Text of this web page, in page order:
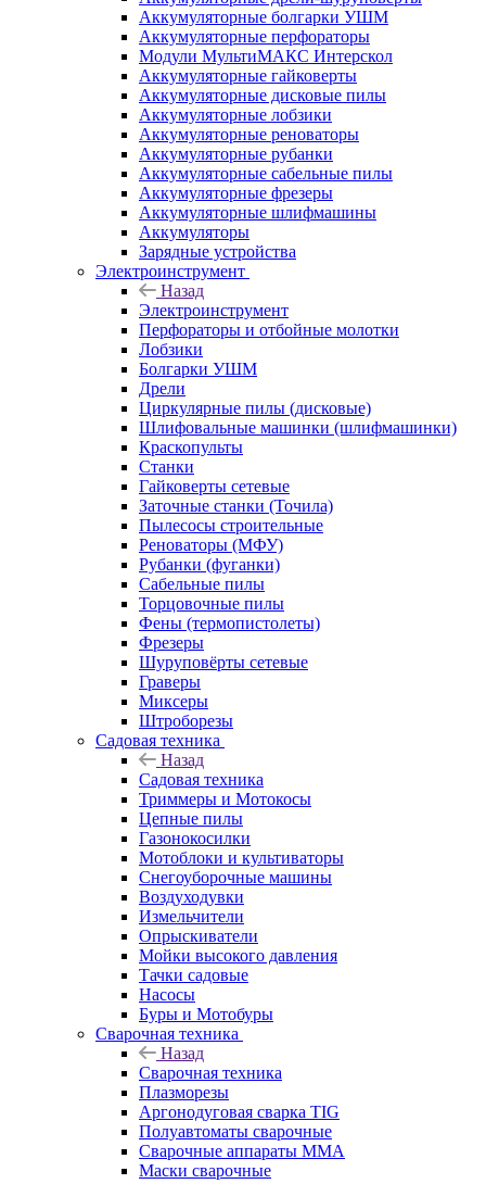
Аккумуляторные болгарки УШМ
Аккумуляторные перфораторы
Модули МультиМАКС Интерскол
Аккумуляторные гайковерты
Аккумуляторные дисковые пилы
Аккумуляторные лобзики
Аккумуляторные реноваторы
Аккумуляторные рубанки
Аккумуляторные сабельные пилы
Аккумуляторные фрезеры
Аккумуляторные шлифмашины
Аккумуляторы
Зарядные устройства
Электроинструмент
Назад
Электроинструмент
Перфораторы и отбойные молотки
Лобзики
Болгарки УШМ
Дрели
Циркулярные пилы (дисковые)
Шлифовальные машинки (шлифмашинки)
Краскопульты
Станки
Гайковерты сетевые
Заточные станки (Точила)
Пылесосы строительные
Реноваторы (МФУ)
Рубанки (фуганки)
Сабельные пилы
Торцовочные пилы
Фены (термопистолеты)
Фрезеры
Шуруповёрты сетевые
Граверы
Миксеры
Штроборезы
Садовая техника
Назад
Садовая техника
Триммеры и Мотокосы
Цепные пилы
Газонокосилки
Мотоблоки и культиваторы
Снегоуборочные машины
Воздуходувки
Измельчители
Опрыскиватели
Мойки высокого давления
Тачки садовые
Насосы
Буры и Мотобуры
Сварочная техника
Назад
Сварочная техника
Плазморезы
Аргонодуговая сварка TIG
Полуавтоматы сварочные
Сварочные аппараты ММА
Маски сварочные